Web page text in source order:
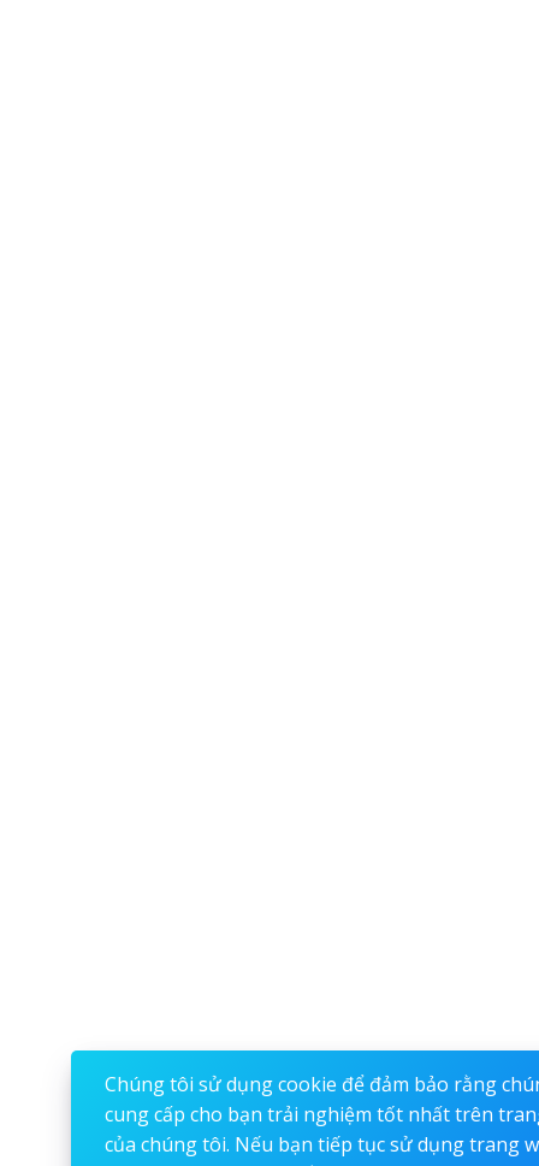
Chúng tôi sử dụng cookie để đảm bảo rằng
cung cấp cho bạn trải nghiệm tốt nhất trên
của chúng tôi. Nếu bạn tiếp tục sử dụng trang